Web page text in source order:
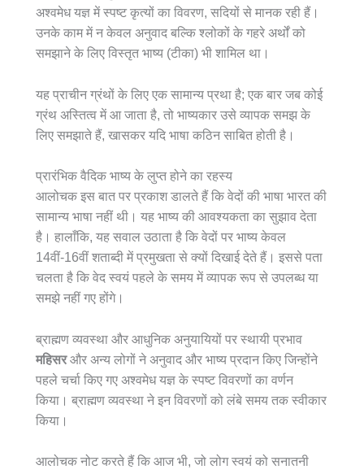
अश्वमेध यज्ञ में स्पष्ट कृत्यों का विवरण, सदियों से मानक रही हैं।
उनके काम में न केवल अनुवाद बल्कि श्लोकों के गहरे अर्थों को
समझाने के लिए विस्तृत भाष्य (टीका) भी शामिल था।
यह प्राचीन ग्रंथों के लिए एक सामान्य प्रथा है; एक बार जब कोई
ग्रंथ अस्तित्व में आ जाता है, तो भाष्यकार उसे व्यापक समझ के
लिए समझाते हैं, खासकर यदि भाषा कठिन साबित होती है।
प्रारंभिक वैदिक भाष्य के लुप्त होने का रहस्य
आलोचक इस बात पर प्रकाश डालते हैं कि वेदों की भाषा भारत की
सामान्य भाषा नहीं थी। यह भाष्य की आवश्यकता का सुझाव देता
है। हालाँकि, यह सवाल उठाता है कि वेदों पर भाष्य केवल
14वीं-16वीं शताब्दी में प्रमुखता से क्यों दिखाई देते हैं। इससे पता
चलता है कि वेद स्वयं पहले के समय में व्यापक रूप से उपलब्ध या
समझे नहीं गए होंगे।
ब्राह्मण व्यवस्था और आधुनिक अनुयायियों पर स्थायी प्रभाव
महिसरऔर अन्य लोगों ने अनुवाद और भाष्य प्रदान किए जिन्होंने
पहले चर्चा किए गए अश्वमेध यज्ञ के स्पष्ट विवरणों का वर्णन
किया। ब्राह्मण व्यवस्था ने इन विवरणों को लंबे समय तक स्वीकार
किया।
आलोचक नोट करते हैं कि आज भी, जो लोग स्वयं को सनातनी